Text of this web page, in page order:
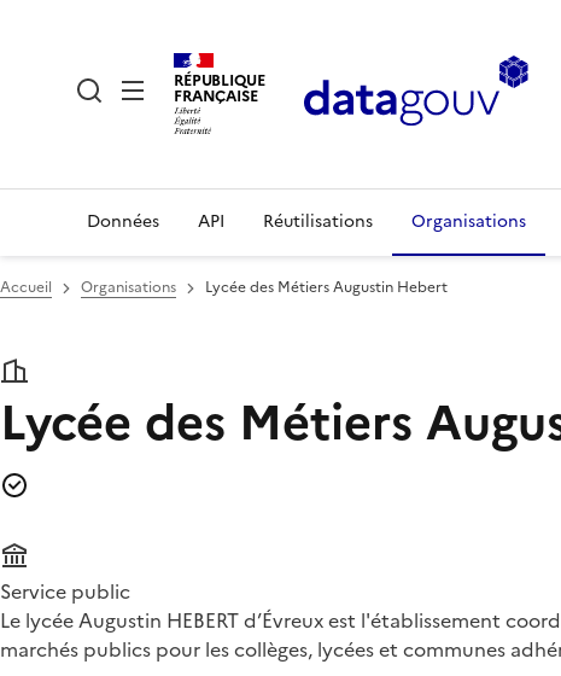
RÉPUBLIQUE
FRANÇAISE
Données API Réutilisations Organisations
Accueil Organisations Lycée des Métiers Augustin Hebert
Lycée des Métiers
Service public
Le lycée Augustin HEBERT d’Évreux est l'établissement
marchés publics pour les collèges, lycées et communes